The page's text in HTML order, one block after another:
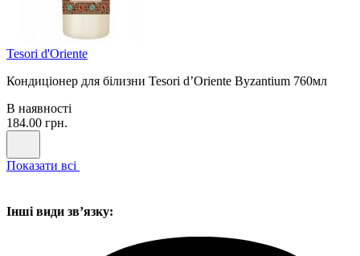
Tesori d'Oriente
Кондиціонер для білизни Tesori d’Oriente Byzantium 760мл
В наявності
184.00 грн.
Показати всі
Інші види звʼязку: